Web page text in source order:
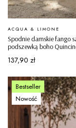
Spodnie damskie fango
podszewką boho
PRODUCENT
ACQUA & LIMONE
Cena
137,90 zł
Bestseller
Nowość